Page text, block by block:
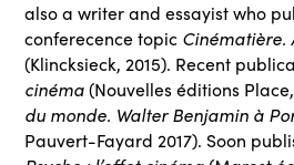
also a writer and essayist who
conferecence topic Cinématière.
(Klincksieck, 2015). Recent
cinéma(Nouvelles éditions Place,
du monde. Walter Benjamin à
Pauvert-Fayard 2017). Soon